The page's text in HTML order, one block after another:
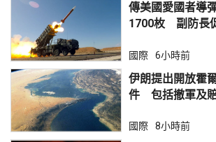
傳美國愛國者導
1700枚 副防長
國際 6小時前
伊朗提出開放霍
件 包括撤軍及
國際 8小時前